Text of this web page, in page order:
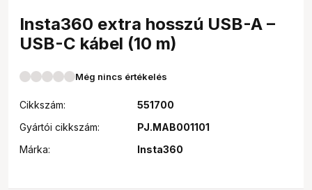
Insta360 extra hosszú USB-A –
USB-C kábel (10 m)
Még nincs értékelés
Cikkszám:
551700
Gyártói cikkszám:
PJ.MAB001101
Márka:
Insta360